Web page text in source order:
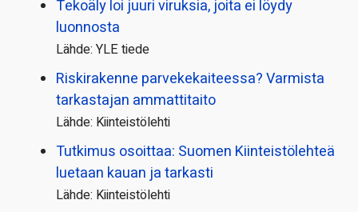
Tekoäly loi juuri viruksia, joita ei löydy
luonnosta
Lähde: YLE tiede
Riskirakenne parvekekaiteessa? Varmista
tarkastajan ammattitaito
Lähde: Kiinteistölehti
Tutkimus osoittaa: Suomen Kiinteistölehteä
luetaan kauan ja tarkasti
Lähde: Kiinteistölehti